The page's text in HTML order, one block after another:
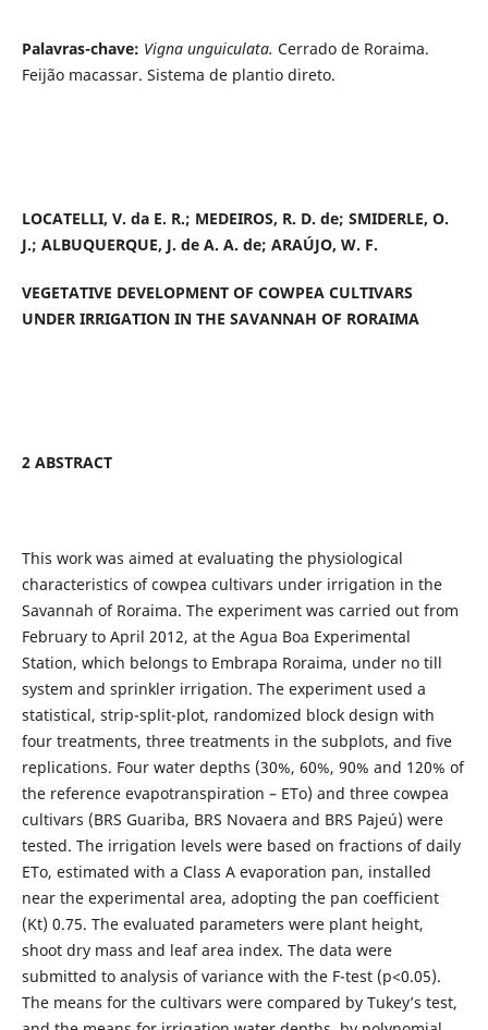
Palavras-chave: Vigna unguiculata. Cerrado de Roraima.
Feijão macassar. Sistema de plantio direto.
LOCATELLI, V. da E. R.; MEDEIROS, R. D. de; SMIDERLE, O.
J.; ALBUQUERQUE, J. de A. A. de; ARAÚJO, W. F.
VEGETATIVE DEVELOPMENT OF COWPEA CULTIVARS
UNDER IRRIGATION IN THE SAVANNAH OF RORAIMA
2 ABSTRACT
This work was aimed at evaluating the physiological
characteristics of cowpea cultivars under irrigation in the
Savannah of Roraima. The experiment was carried out from
February to April 2012, at the Agua Boa Experimental
Station, which belongs to Embrapa Roraima, under no till
system and sprinkler irrigation. The experiment used a
statistical, strip-split-plot, randomized block design with
four treatments, three treatments in the subplots, and five
replications. Four water depths (30%, 60%, 90% and 120% of
the reference evapotranspiration – ETo) and three cowpea
cultivars (BRS Guariba, BRS Novaera and BRS Pajeú) were
tested. The irrigation levels were based on fractions of daily
ETo, estimated with a Class A evaporation pan, installed
near the experimental area, adopting the pan coefficient
(Kt) 0.75. The evaluated parameters were plant height,
shoot dry mass and leaf area index. The data were
submitted to analysis of variance with the F-test (p<0.05).
The means for the cultivars were compared by Tukey’s test,